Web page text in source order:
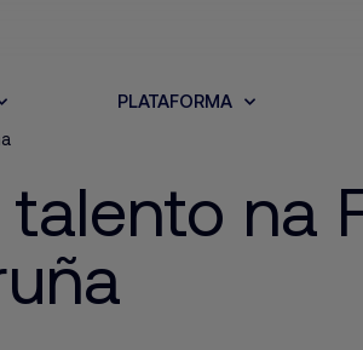
PLATAFORMA
na